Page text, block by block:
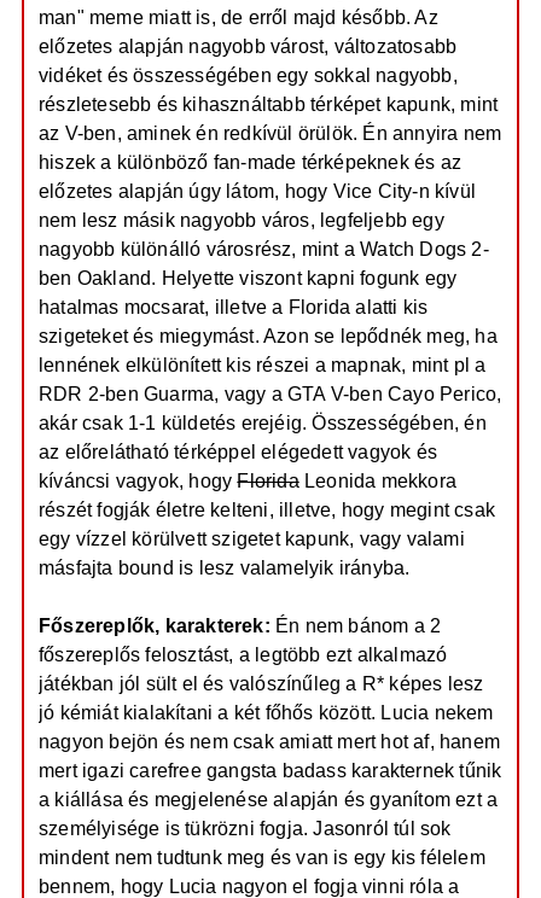
man" meme miatt is, de erről majd később. Az
előzetes alapján nagyobb várost, változatosabb
vidéket és összességében egy sokkal nagyobb,
részletesebb és kihasználtabb térképet kapunk, mint
az V-ben, aminek én redkívül örülök. Én annyira nem
hiszek a különböző fan-made térképeknek és az
előzetes alapján úgy látom, hogy Vice City-n kívül
nem lesz másik nagyobb város, legfeljebb egy
nagyobb különálló városrész, mint a Watch Dogs 2-
ben Oakland. Helyette viszont kapni fogunk egy
hatalmas mocsarat, illetve a Florida alatti kis
szigeteket és miegymást. Azon se lepődnék meg, ha
lennének elkülönített kis részei a mapnak, mint pl a
RDR 2-ben Guarma, vagy a GTA V-ben Cayo Perico,
akár csak 1-1 küldetés erejéig. Összességében, én
az előrelátható térképpel elégedett vagyok és
kíváncsi vagyok, hogyFloridaLeonida mekkora
részét fogják életre kelteni, illetve, hogy megint csak
egy vízzel körülvett szigetet kapunk, vagy valami
másfajta bound is lesz valamelyik irányba.
Főszereplők, karakterek: Én nem bánom a 2
főszereplős felosztást, a legtöbb ezt alkalmazó
játékban jól sült el és valószínűleg a R* képes lesz
jó kémiát kialakítani a két főhős között. Lucia nekem
nagyon bejön és nem csak amiatt mert hot af, hanem
mert igazi carefree gangsta badass karakternek tűnik
a kiállása és megjelenése alapján és gyanítom ezt a
személyisége is tükrözni fogja. Jasonról túl sok
mindent nem tudtunk meg és van is egy kis félelem
bennem, hogy Lucia nagyon el fogja vinni róla a